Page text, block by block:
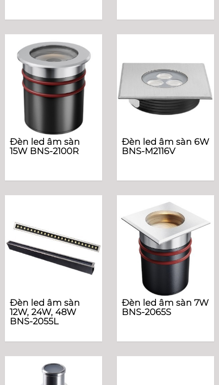
Đèn led âm sàn
15W BNS-2100R
Đèn led âm sàn 6W
BNS-M2116V
Đèn led âm sàn
12W, 24W, 48W
BNS-2055L
Đèn led âm sàn 7W
BNS-2065S